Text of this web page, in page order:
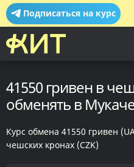
Подписаться на курс
41550 гривен в
обменять в
Курс обмена 41550 гривен
чешских кронах (CZK)